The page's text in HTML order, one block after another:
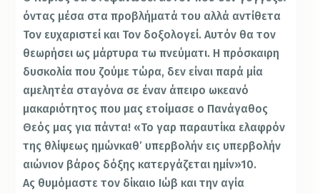
όντας μέσα στα προβλήματά του αλλά αντίθετα
Τον ευχαριστεί και Τον δοξολογεί. Αυτόν θα τον
θεωρήσει ως μάρτυρα τω πνεύματι. Η πρόσκαιρη
δυσκολία που ζούμε τώρα, δεν είναι παρά μία
αμελητέα σταγόνα σε έναν άπειρο ωκεανό
μακαριότητος που μας ετοίμασε ο Πανάγαθος
Θεός μας για πάντα! «Το γαρ παραυτίκα ελαφρόν
της θλίψεως ημώνκαθ’ υπερβολήν εις υπερβολήν
αιώνιον βάρος δόξης κατεργάζεται ημίν»10.
Ας θυμόμαστε τον δίκαιο Ιώβ και την αγία